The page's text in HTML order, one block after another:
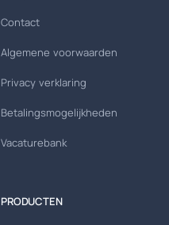
Contact
Algemene voorwaarden
Privacy verklaring
Betalingsmogelijkheden
Vacaturebank
PRODUCTEN